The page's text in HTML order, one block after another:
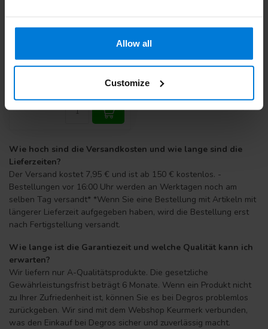
Allow all
Customize
Deliverytime
Wie hoch sind die Versandkosten und wie lange sind die
Lieferzeiten?
Der Versand kostet 7,95 € und ist ab 150 € kostenlos. -
Bestellungen vor 16:00 Uhr werden an Werktagen noch am
selben Tag versandt* *Wenn Sie eine Bestellung mit Artikeln mit
längerer Lieferzeit aufgegeben haben, wird die Bestellung erst
nach Fertigstellung versandt.
Wie lange ist die Garantiezeit und welche Qualität kann ich
erwarten?
Wir liefern nur A-Qualitätsprodukte. Die gesetzliche
Gewährleistungsfrist beträgt 6 Monate. Wenn ein Produkt nicht
zu Ihrer Zufriedenheit ist, können Sie es bei Degros problemlos
zurückgeben. Wir sind mit dem Webshop Keurmerk verbunden,
was den Einkauf bei Degros sicher und zuverlässig macht.